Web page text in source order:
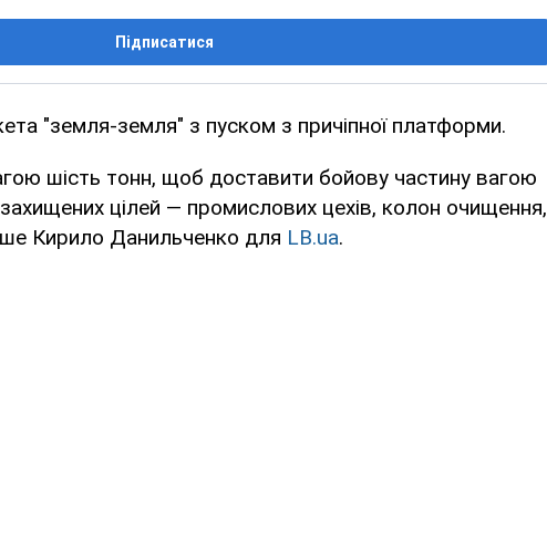
Підписатися
"земля-земля" з пуском з причіпної платформи.
шість тонн, щоб доставити бойову частину вагою
цілей — промислових цехів, колон очищення,
Кирило Данильченко для LB.ua.